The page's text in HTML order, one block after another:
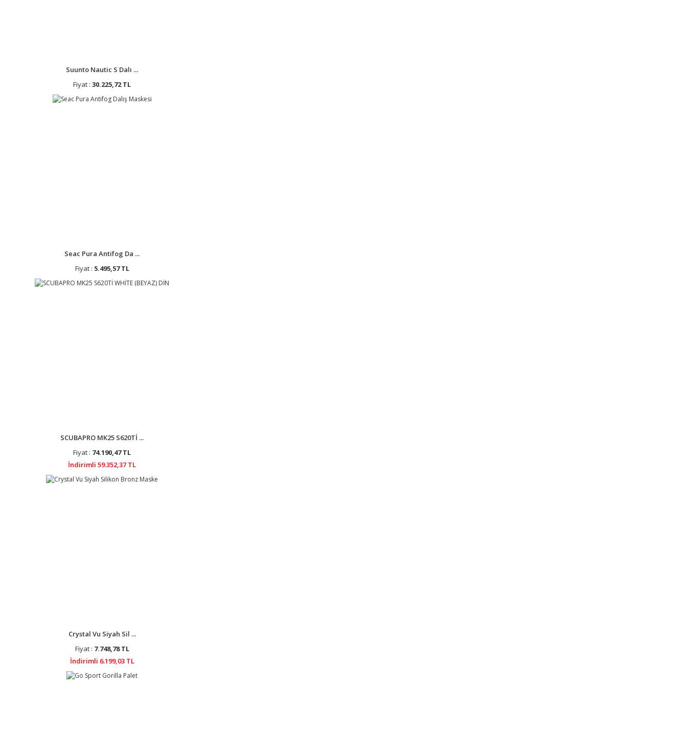
Suunto Nautic S Dalı ...
Fiyat : 30.225,72 TL
Seac Pura Antifog Da ...
Fiyat : 5.495,57 TL
SCUBAPRO MK25 S620Tİ ...
Fiyat : 74.190,47 TL
İndirimli 59.352,37 TL
Crystal Vu Siyah Sil ...
Fiyat : 7.748,78 TL
İndirimli 6.199,03 TL